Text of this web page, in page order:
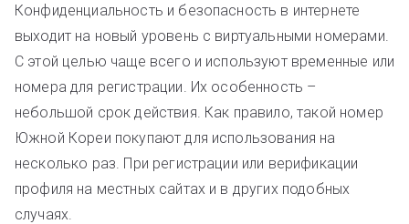
Конфиденциальность и безопасность в интернете
выходит на новый уровень с виртуальными номерами.
С этой целью чаще всего и используют временные или
номера для регистрации. Их особенность –
небольшой срок действия. Как правило, такой номер
Южной Кореи покупают для использования на
несколько раз. При регистрации или верификации
профиля на местных сайтах и в других подобных
случаях.